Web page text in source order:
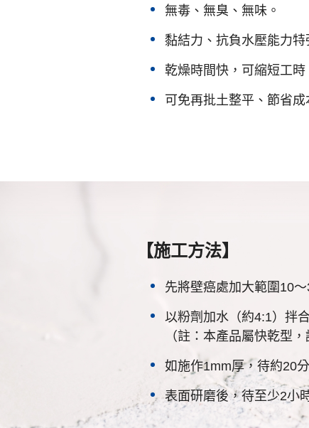
無毒、無臭、無味。
黏結力、抗負水壓能力特
乾燥時間快，可縮短工時
可免再批土整平、節省成
【施工方法】
先將壁癌處加大範圍10
以粉劑加水（約4:1）拌
（註：本產品屬快乾型
如施作1mm厚，待約20
表面研磨後，待至少2小